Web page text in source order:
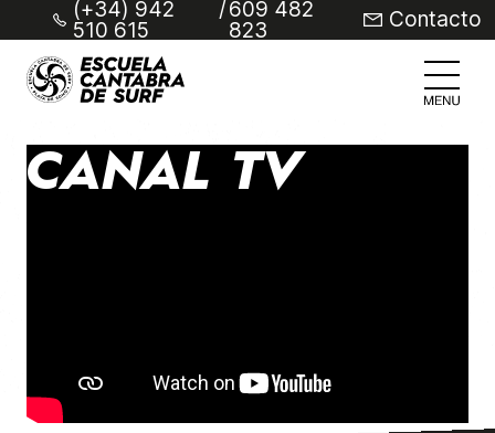
(+34) 942
510 615
/609 482
823 Contacto
CANAL TV